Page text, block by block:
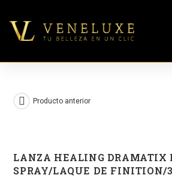
Producto anterior
LANZA HEALING DRAMATIX
SPRAY/LAQUE DE FINITION/